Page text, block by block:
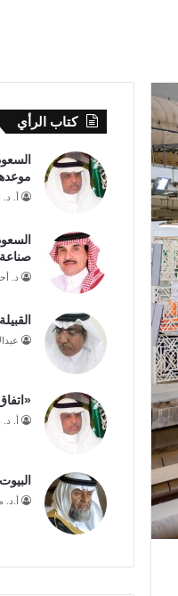
كتاب الرأي
أ.
د.
أ.
أ.د.